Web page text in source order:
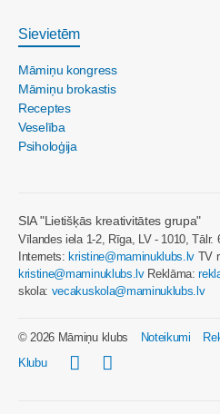
Sievietēm
Māmiņu kongress
Māmiņu brokastis
Receptes
Veselība
Psiholoģija
SIA "Lietišķās kreativitātes grupa"
Vīlandes iela 1-2, Rīga, LV - 1010, Tālr.
Internets: kristine@maminuklubs.lv TV
kristine@maminuklubs.lvReklāma:
skola: vecakuskola@maminuklubs.lv
© 2026 Māmiņu klubs Noteikumi
Klubu